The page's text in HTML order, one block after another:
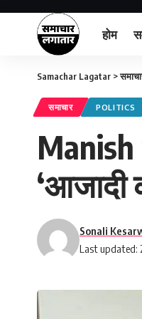
होम
Samachar Lagatar >
समाचार POLITICS
Manish
‘आजादी
Last updated:
Sonali